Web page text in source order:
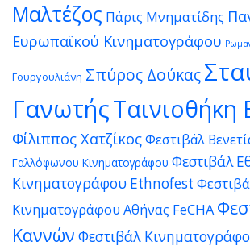
Μαλτέζος Πάρις Μνηματίδης
Ευρωπαϊκού Κινηματογράφου
Γουργουλιάνη Σπύρος Δούκας
ΓανωτήςΤαινιοθήκη
Φίλιππος ΧατζίκοςΦεστιβάλ
Γαλλόφωνου Κινηματογράφου Φεστιβάλ
Κινηματογράφου Ethnofest
Κινηματογράφου Αθήνας FeCHA
Καννών Φεστιβάλ